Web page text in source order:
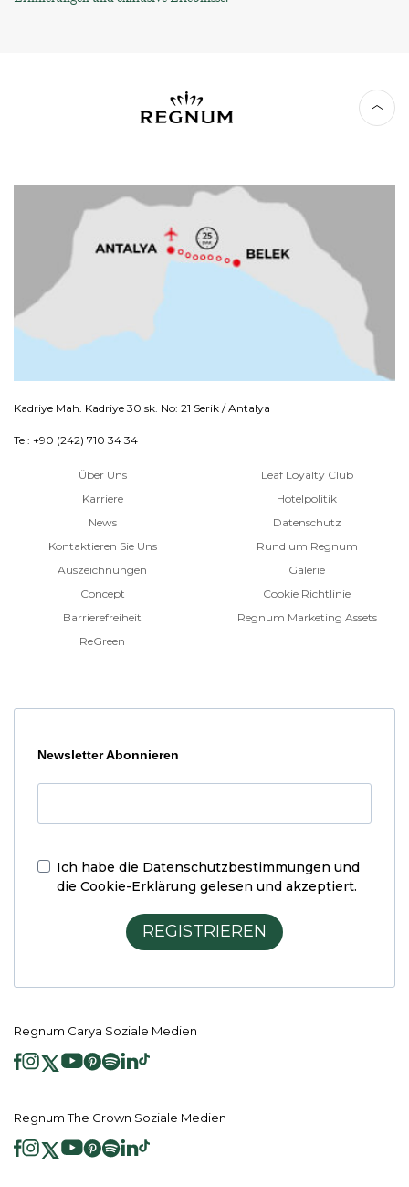
Kadriye Mah. Kadriye 30 sk. No: 21 Serik / Antalya
Tel: +90 (242) 710 34 34
Über Uns
Karriere
News
Kontaktieren Sie Uns
Auszeichnungen
Concept
Barrierefreiheit
ReGreen
Leaf Loyalty Club
Hotelpolitik
Datenschutz
Rund um Regnum
Galerie
Cookie Richtlinie
Regnum Marketing Assets
Newsletter Abonnieren
Ich habe die Datenschutzbestimmungen und
die Cookie-Erklärung gelesen und akzeptiert.
REGISTRIEREN
Regnum Carya Soziale Medien
Regnum The Crown Soziale Medien